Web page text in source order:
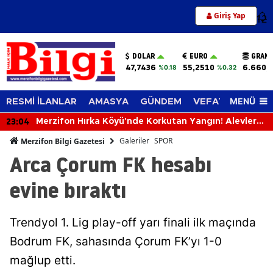
Giriş Yap 12
DOLAR
47,7436 %0.18
EURO
55,2510 %0.32
RESMİ İLANLAR AMASYA GÜNDEM VEFAT EDENLER
MENÜ
23:04
Merzifon Hırka Köyü'nde Korkutan Yangın! Alevler
Merzifon Bilgi Gazetesi Galeriler SPOR
Arca Çorum FK hesabı
evine bıraktı
Trendyol 1. Lig play-off yarı finali ilk maçında
Bodrum FK, sahasında Çorum FK’yı 1-0
mağlup etti.